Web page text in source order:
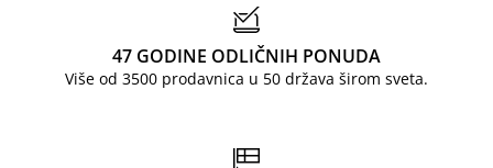
47 GODINE ODLIČNIH PONUDA
Više od 3500 prodavnica u 50 država širom sveta.